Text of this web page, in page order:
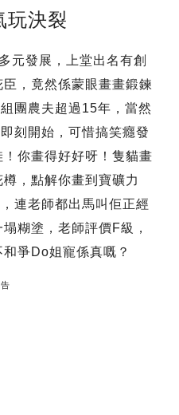
玩決裂
元發展，上堂出名有創
，竟然係蒙眼畫畫鍛鍊
團農夫超過15年，當然
刻開始，可惜搞笑癮發
你畫得好好呀！隻貓畫
，點解你畫到寶礦力
連老師都出馬叫佢正經
糊塗，老師評價F級，
爭Do姐寵係真嘅？